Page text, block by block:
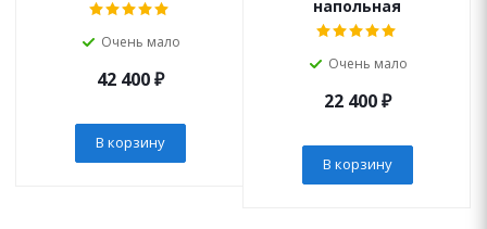
Очень мало
42 400₽
В корзину
напольная
Очень мало
22 400₽
В корзину